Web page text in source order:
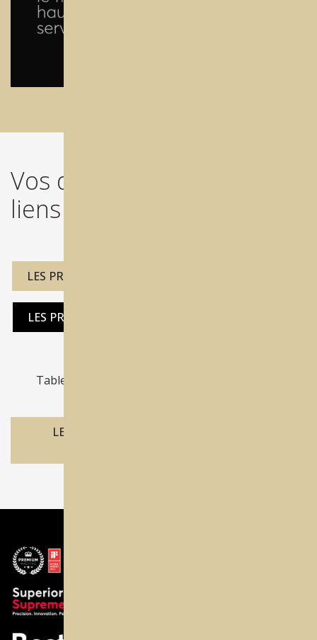
Vos documents PDF &
liens de téléchargements !
LES PRODUITS REDON SUR LE SHOP PX DENTAL
LES PRODUITS REDON SUR LE SHOP PX FRANCE
Tableau des données techniques de toutes les
LES SPÉCIFICATIONS TECHNIQUES DES